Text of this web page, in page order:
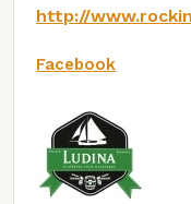
http://
Facebook